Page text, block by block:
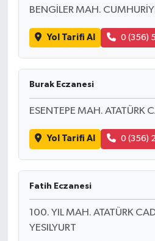
BENGİLER MAH.
Yol Tarifi Al 0 (356)
Burak Eczanesi
ESENTEPE MAH. ATATÜRK
Yol Tarifi Al 0 (356)
Fatih Eczanesi
100. YIL MAH. ATATÜRK
YESILYURT